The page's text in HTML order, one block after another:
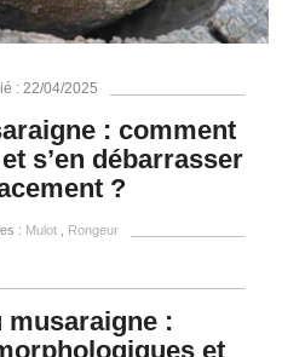
: 22/04/2025
: comment
s’en débarrasser
?
: Mulot, Rongeur
musaraigne :
et